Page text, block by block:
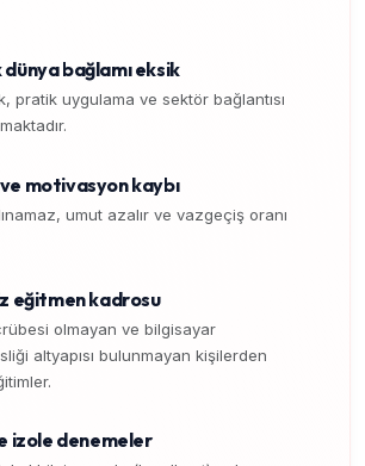
bağlamı eksik
pratik uygulama ve sektör bağlantısı
motivasyon kaybı
umut azalır ve vazgeçiş oranı
eğitmen kadrosu
olmayan ve bilgisayar
altyapısı bulunmayan kişilerden
izole denemeler